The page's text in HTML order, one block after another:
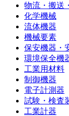
物流・搬送
化学機械
流体機器
機械要素
保安機器・
環境保全機
工業用材料
制御機器
電子計測器
試験・検査
工業計器